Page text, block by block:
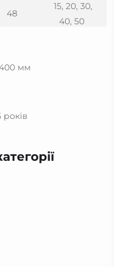
48
15, 20, 30,
40, 50
мм
років